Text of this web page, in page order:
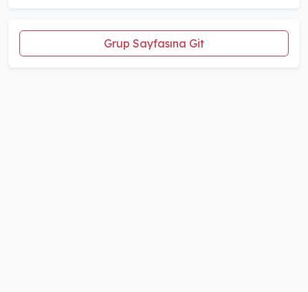
Grup Sayfasına Git